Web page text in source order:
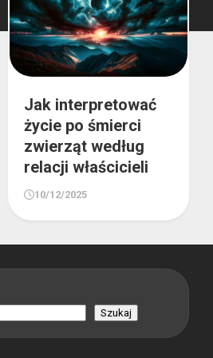
Jak interpretować
życie po śmierci
zwierząt według
relacji właścicieli
10/12/2025
Szukaj